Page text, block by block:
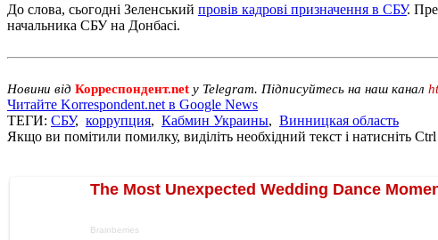
До слова, сьогодні Зеленський провів кадрові призначення в СБУ.
начальника СБУ на Донбасі.
Новини від Корреспондент.net у Telegram. Підписуйтесь на наш канал
Читайте Korrespondent.net в Google News
ТЕГИ: СБУ, коррупция, Кабмин Украины, Винницкая область
Якщо ви помітили помилку, виділіть необхідний текст і натисніть